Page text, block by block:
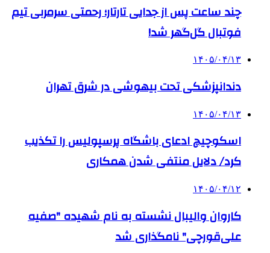
چند ساعت پس از جدایی تارتار؛ رحمتی سرمربی تیم
فوتبال گل‌گهر شد!
۱۴۰۵/۰۴/۱۳
دندانپزشکی تحت بیهوشی در شرق تهران
۱۴۰۵/۰۴/۱۳
اسکوچیچ ادعای باشگاه پرسپولیس را تکذیب
کرد/ دلایل منتفی شدن همکاری
۱۴۰۵/۰۴/۱۲
کاروان والیبال نشسته به نام شهیده "صفیه
علی‌قورچی" نامگذاری شد